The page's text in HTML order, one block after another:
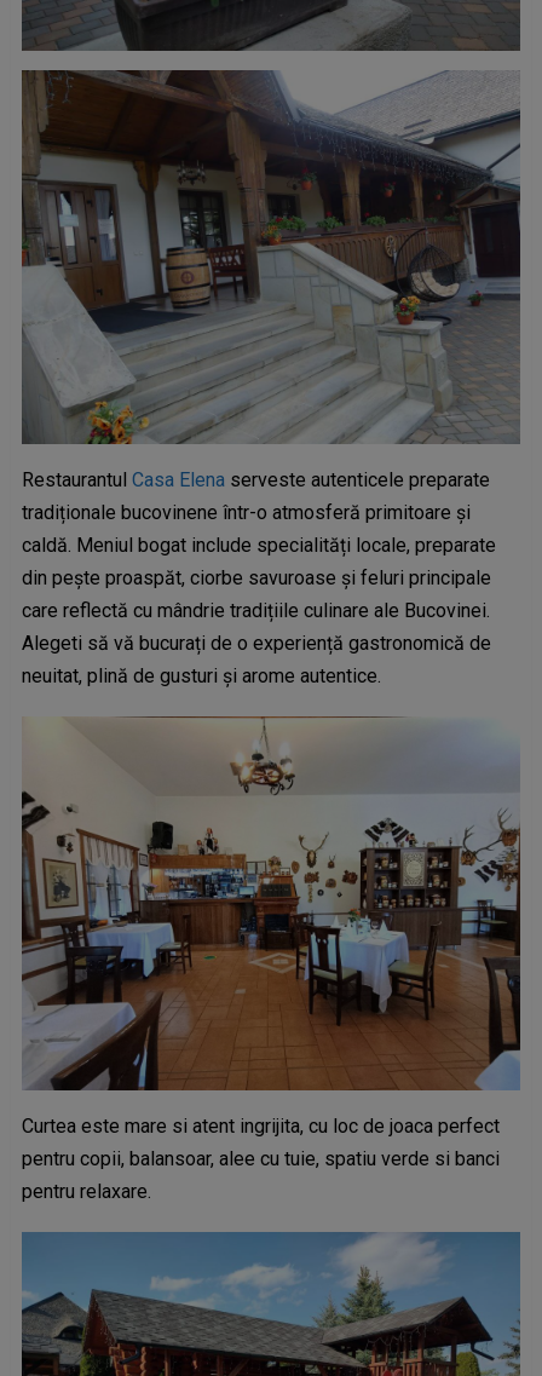
Restaurantul Casa Elena serveste autenticele preparate
tradiționale bucovinene într-o atmosferă primitoare și
caldă. Meniul bogat include specialități locale, preparate
din pește proaspăt, ciorbe savuroase și feluri principale
care reflectă cu mândrie tradițiile culinare ale Bucovinei.
Alegeti să vă bucurați de o experiență gastronomică de
neuitat, plină de gusturi și arome autentice.
Curtea este mare si atent ingrijita, cu loc de joaca perfect
pentru copii, balansoar, alee cu tuie, spatiu verde si banci
pentru relaxare.